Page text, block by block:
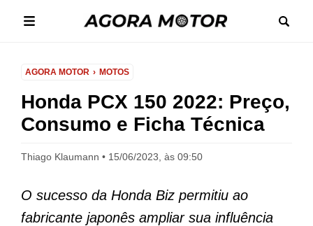
AGORA MOTOR MOTOS
Honda PCX 150 2022: Preço,
Consumo e Ficha Técnica
Thiago Klaumann 15/06/2023, às 09:50
O sucesso da Honda Biz permitiu ao
fabricante japonês ampliar sua influência